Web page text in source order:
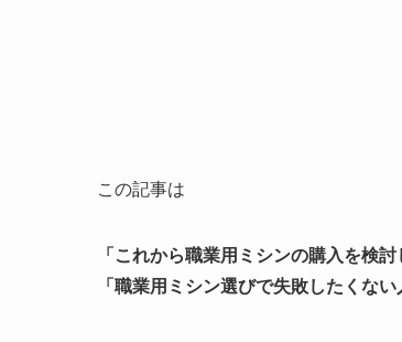
この記事は
「これから職業用ミシンの購入を検討
「職業用ミシン選びで失敗したくない